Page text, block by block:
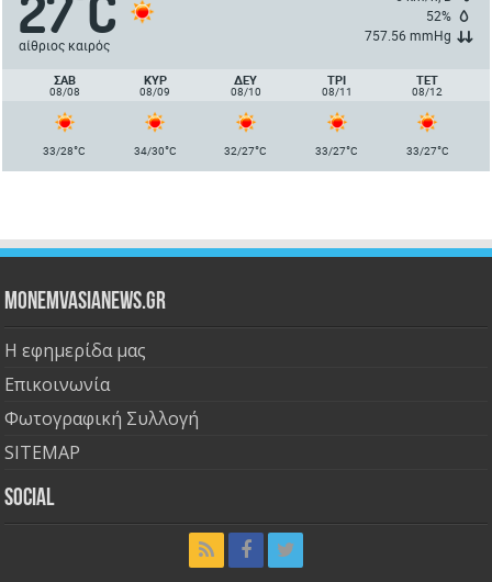
αίθριος καιρός
52%
757.56 mmHg
ΣΑΒ
08/08
ΚΥΡ
08/09
ΔΕΥ
08/10
ΤΡΙ
08/11
ΤΕΤ
08/12
33/28°C 34/30°C 32/27°C 33/27°C 33/27°C
Monemvasianews.gr
Η εφημερίδα μας
Επικοινωνία
Φωτογραφική Συλλογή
SITEMAP
Social